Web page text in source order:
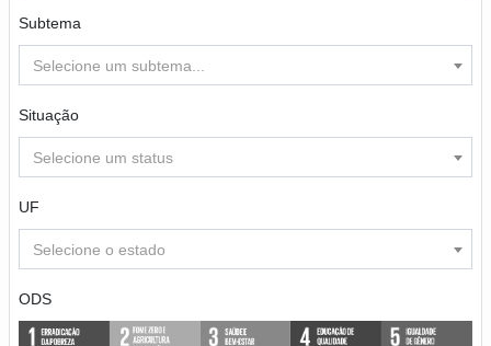
Subtema
Selecione um subtema...
Situação
Selecione um status
UF
Selecione o estado
ODS